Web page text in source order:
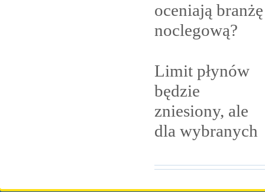
oceniają branżę
noclegową?
Limit płynów
będzie
zniesiony, ale
dla wybranych